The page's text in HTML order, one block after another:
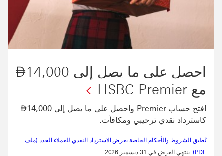
احصل على ما يصل إلى 14,000 ⃃
مع HSBC Premier
افتح حساب Premier واحصل على ما يصل إلى 14,000 ⃃
كاسترداد نقدي ترحيبي ومكافآت.
تُطبق الشروط والأحكام الخاصة بعرض الاسترداد النقدي للعملاء الجدد (ملف
PDF)
تُطبق الشروط والأحكام الخاصة بعرض الاسترداد النقدي للعملاء الجدد (ملف PDF) سيتم فتح هذا الرابط في نافذة جديدة
. ينتهي العرض في 31 ديسمبر 2026.